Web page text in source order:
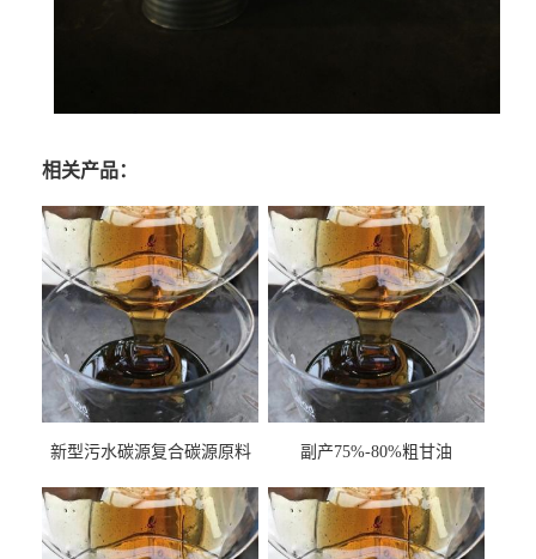
相关产品：
新型污水碳源复合碳源原料
副产75%-80%粗甘油